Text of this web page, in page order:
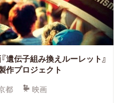
遺伝子組み換えルーレット』
作プロジェクト
都 映画